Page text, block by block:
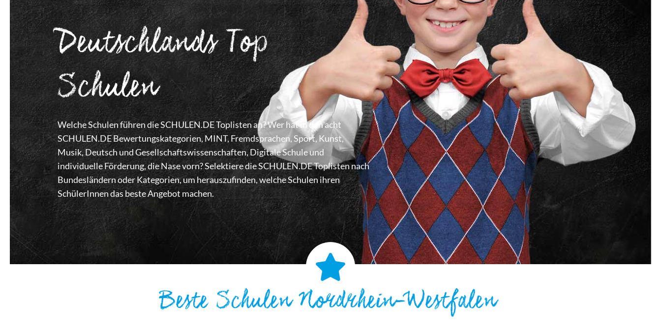
Deutschlands Top
Schulen
Welche Schulen führen die SCHULEN.DE Toplisten an? Wer hat in den acht
SCHULEN.DE Bewertungskategorien, MINT, Fremdsprachen, Sport, Kunst,
Musik, Deutsch und Gesellschaftswissenschaften, Digitale Schule und
individuelle Förderung, die Nase vorn? Selektiere die SCHULEN.DE Toplisten nach
Bundesländern oder Kategorien, um herauszufinden, welche Schulen ihren
SchülerInnen das beste Angebot machen.
Beste Schulen Nordrhein-Westfalen